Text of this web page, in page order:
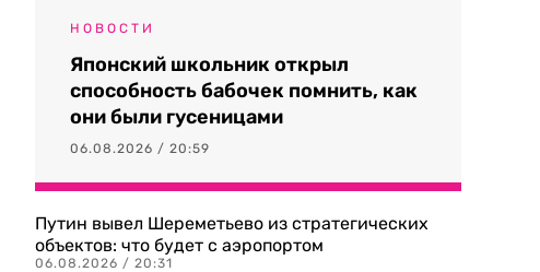
НОВОСТИ
Японский школьник открыл
способность бабочек помнить, как
они были гусеницами
06.08.2026 / 20:59
Путин вывел Шереметьево из стратегических
объектов: что будет с аэропортом
06.08.2026 / 20:31